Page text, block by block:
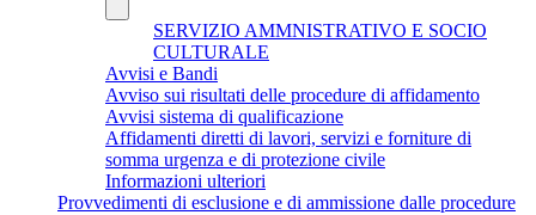
SERVIZIO AMMNISTRATIVO E SOCIO
CULTURALE
Avvisi e Bandi
Avviso sui risultati delle procedure di affidamento
Avvisi sistema di qualificazione
Affidamenti diretti di lavori, servizi e forniture di
somma urgenza e di protezione civile
Informazioni ulteriori
Provvedimenti di esclusione e di ammissione dalle procedure